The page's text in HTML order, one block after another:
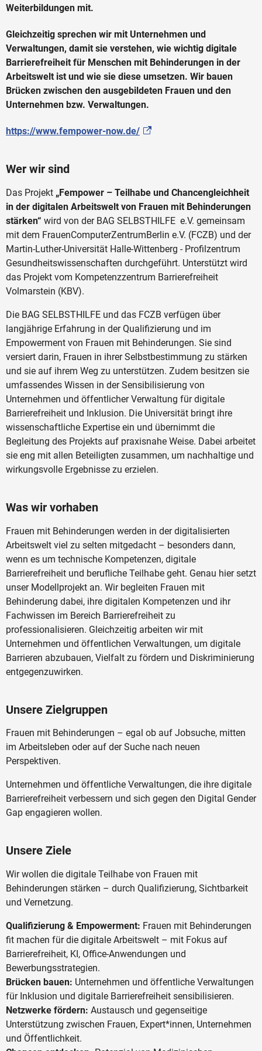
Weiterbildungen mit.
Gleichzeitig sprechen wir mit Unternehmen und
Verwaltungen, damit sie verstehen, wie wichtig digitale
Barrierefreiheit für Menschen mit Behinderungen in der
Arbeitswelt ist und wie sie diese umsetzen. Wir bauen
Brücken zwischen den ausgebildeten Frauen und den
Unternehmen bzw. Verwaltungen.
https://www.fempower-now.de/
Wer wir sind
Das Projekt „Fempower – Teilhabe und Chancengleichheit
in der digitalen Arbeitswelt von Frauen mit Behinderungen
stärken“ wird von der BAG SELBSTHILFE e.V. gemeinsam
mit dem FrauenComputerZentrumBerlin e.V. (FCZB) und der
Martin-Luther-Universität Halle-Wittenberg - Profilzentrum
Gesundheitswissenschaften durchgeführt. Unterstützt wird
das Projekt vom Kompetenzzentrum Barrierefreiheit
Volmarstein (KBV).
Die BAG SELBSTHILFE und das FCZB verfügen über
langjährige Erfahrung in der Qualifizierung und im
Empowerment von Frauen mit Behinderungen. Sie sind
versiert darin, Frauen in ihrer Selbstbestimmung zu stärken
und sie auf ihrem Weg zu unterstützen. Zudem besitzen sie
umfassendes Wissen in der Sensibilisierung von
Unternehmen und öffentlicher Verwaltung für digitale
Barrierefreiheit und Inklusion. Die Universität bringt ihre
wissenschaftliche Expertise ein und übernimmt die
Begleitung des Projekts auf praxisnahe Weise. Dabei arbeitet
sie eng mit allen Beteiligten zusammen, um nachhaltige und
wirkungsvolle Ergebnisse zu erzielen.
Was wir vorhaben
Frauen mit Behinderungen werden in der digitalisierten
Arbeitswelt viel zu selten mitgedacht – besonders dann,
wenn es um technische Kompetenzen, digitale
Barrierefreiheit und berufliche Teilhabe geht. Genau hier setzt
unser Modellprojekt an. Wir begleiten Frauen mit
Behinderung dabei, ihre digitalen Kompetenzen und ihr
Fachwissen im Bereich Barrierefreiheit zu
professionalisieren. Gleichzeitig arbeiten wir mit
Unternehmen und öffentlichen Verwaltungen, um digitale
Barrieren abzubauen, Vielfalt zu fördern und Diskriminierung
entgegenzuwirken.
Unsere Zielgruppen
Frauen mit Behinderungen – egal ob auf Jobsuche, mitten
im Arbeitsleben oder auf der Suche nach neuen
Perspektiven.
Unternehmen und öffentliche Verwaltungen, die ihre digitale
Barrierefreiheit verbessern und sich gegen den Digital Gender
Gap engagieren wollen.
Unsere Ziele
Wir wollen die digitale Teilhabe von Frauen mit
Behinderungen stärken – durch Qualifizierung, Sichtbarkeit
und Vernetzung.
Qualifizierung & Empowerment: Frauen mit Behinderungen
fit machen für die digitale Arbeitswelt – mit Fokus auf
Barrierefreiheit, KI, Office-Anwendungen und
Bewerbungsstrategien.
Brücken bauen: Unternehmen und öffentliche Verwaltungen
für Inklusion und digitale Barrierefreiheit sensibilisieren.
Netzwerke fördern: Austausch und gegenseitige
Unterstützung zwischen Frauen, Expert*innen, Unternehmen
und Öffentlichkeit.